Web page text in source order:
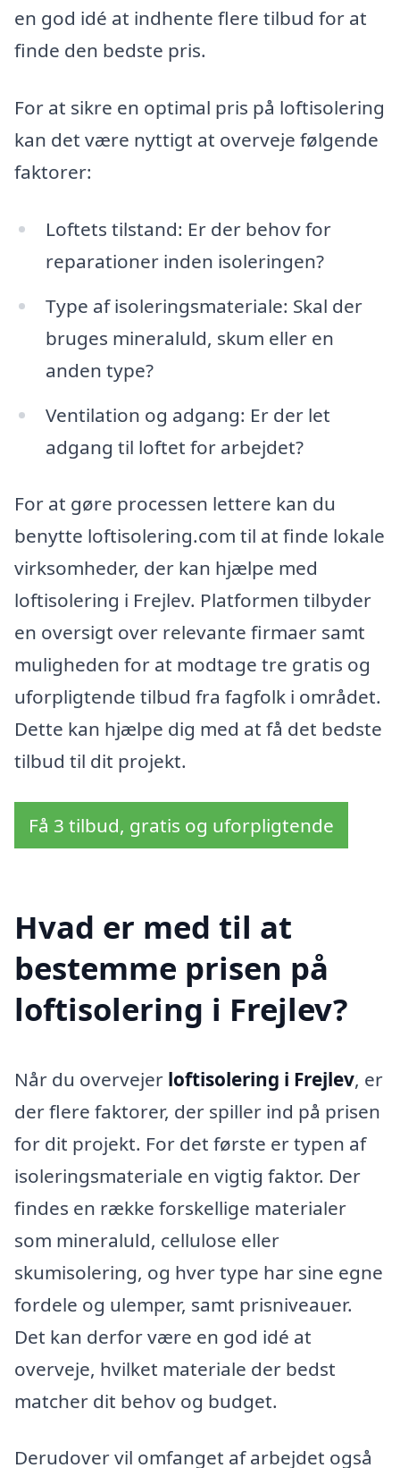
en god idé at indhente flere tilbud for at
finde den bedste pris.
For at sikre en optimal pris på loftisolering
kan det være nyttigt at overveje følgende
faktorer:
Loftets tilstand: Er der behov for
reparationer inden isoleringen?
Type af isoleringsmateriale: Skal der
bruges mineraluld, skum eller en
anden type?
Ventilation og adgang: Er der let
adgang til loftet for arbejdet?
For at gøre processen lettere kan du
benytte loftisolering.com til at finde lokale
virksomheder, der kan hjælpe med
loftisolering i Frejlev. Platformen tilbyder
en oversigt over relevante firmaer samt
muligheden for at modtage tre gratis og
uforpligtende tilbud fra fagfolk i området.
Dette kan hjælpe dig med at få det bedste
tilbud til dit projekt.
Få 3 tilbud, gratis og uforpligtende
Hvad er med til at
bestemme prisen på
loftisolering i Frejlev?
Når du overvejer loftisolering i Frejlev, er
der flere faktorer, der spiller ind på prisen
for dit projekt. For det første er typen af
isoleringsmateriale en vigtig faktor. Der
findes en række forskellige materialer
som mineraluld, cellulose eller
skumisolering, og hver type har sine egne
fordele og ulemper, samt prisniveauer.
Det kan derfor være en god idé at
overveje, hvilket materiale der bedst
matcher dit behov og budget.
Derudover vil omfanget af arbejdet også